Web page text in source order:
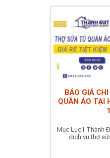
BÁO GIÁ
QUẦN ÁO TẠI
Mục Lục1 Thành
dịch vụ thợ